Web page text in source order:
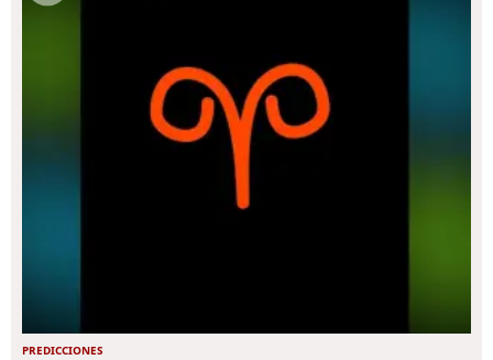
PREDICCIONES